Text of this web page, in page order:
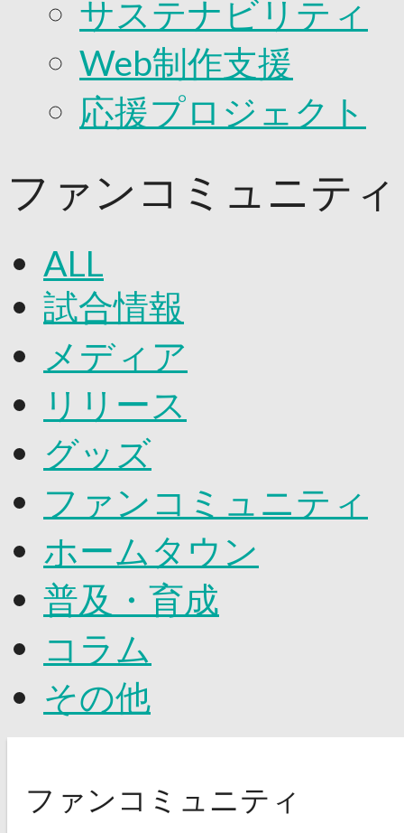
サステナビリティ
Web制作支援
応援プロジェクト
ファンコミュニティ
ALL
試合情報
メディア
リリース
グッズ
ファンコミュニティ
ホームタウン
普及・育成
コラム
その他
ファンコミュニティ